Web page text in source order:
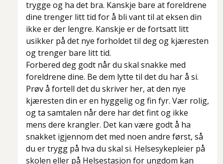
trygge og ha det bra. Kanskje bare at foreldrene
dine trenger litt tid for å bli vant til at eksen din
ikke er der lengre. Kanskje er de fortsatt litt
usikker på det nye forholdet til deg og kjæresten
og trenger bare litt tid.
Forbered deg godt når du skal snakke med
foreldrene dine. Be dem lytte til det du har å si.
Prøv å fortell det du skriver her, at den nye
kjæresten din er en hyggelig og fin fyr. Vær rolig,
og ta samtalen når dere har det fint og ikke
mens dere krangler. Det kan være godt å ha
snakket igjennom det med noen andre først, så
du er trygg på hva du skal si. Helsesykepleier på
skolen eller på Helsestasjon for ungdom kan